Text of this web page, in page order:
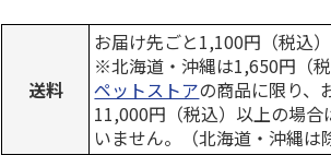
送料
お届け先ごと1,100円（税込）
※北海道・沖縄は1,650円（税
ペットストアの商品に限り、
11,000円（税込）以上の場
いません。（北海道・沖縄は